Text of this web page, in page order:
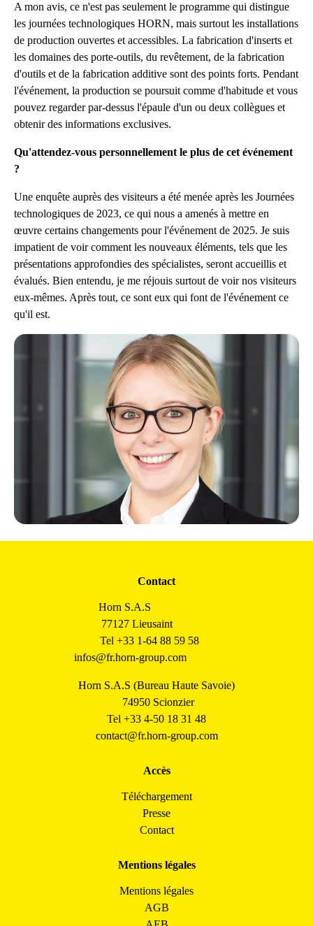
A mon avis, ce n'est pas seulement le programme qui distingue
les journées technologiques HORN, mais surtout les installations
de production ouvertes et accessibles. La fabrication d'inserts et
les domaines des porte-outils, du revêtement, de la fabrication
d'outils et de la fabrication additive sont des points forts. Pendant
l'événement, la production se poursuit comme d'habitude et vous
pouvez regarder par-dessus l'épaule d'un ou deux collègues et
obtenir des informations exclusives.
Qu'attendez-vous personnellement le plus de cet événement
?
Une enquête auprès des visiteurs a été menée après les Journées
technologiques de 2023, ce qui nous a amenés à mettre en
œuvre certains changements pour l'événement de 2025. Je suis
impatient de voir comment les nouveaux éléments, tels que les
présentations approfondies des spécialistes, seront accueillis et
évalués. Bien entendu, je me réjouis surtout de voir nos visiteurs
eux-mêmes. Après tout, ce sont eux qui font de l'événement ce
qu'il est.
Contact
Horn S.A.S
77127 Lieusaint
Tel +33 1-64 88 59 58
infos@fr.horn-group.com
Horn S.A.S (Bureau Haute Savoie)
74950 Scionzier
Tel +33 4-50 18 31 48
contact@fr.horn-group.com
Accès
Téléchargement
Presse
Contact
Mentions légales
Mentions légales
AGB